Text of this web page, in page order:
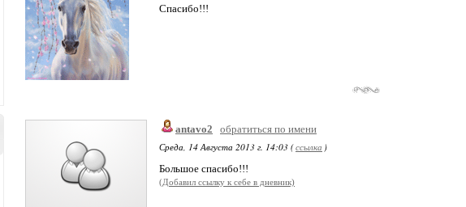
Спасибо!!!
antavo2
обратиться по имени
Среда, 14 Августа 2013 г. 14:03 (ссылка )
Большое спасибо!!!
(Добавил ссылку к себе в дневник)